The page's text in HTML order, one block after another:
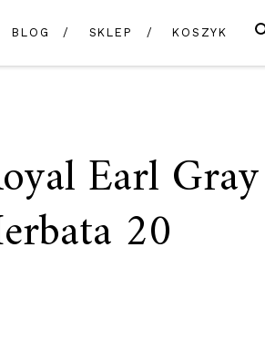
BLOG SKLEP KOSZYK
Earl Gray
20